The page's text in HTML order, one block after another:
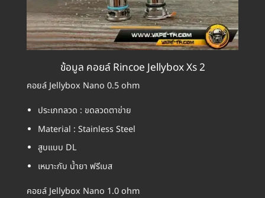
ข้อมูล คอยล์ Rincoe Jellybox Xs 2
คอยล์ Jellybox Nano 0.5 ohm
ประเภทลวด : ขดลวดตาข่าย
Material : Stainless Steel
สูบแบบ DL
เหมาะกับ น้ำยา ฟรีเบส
คอยล์ Jellybox Nano 1.0 ohm